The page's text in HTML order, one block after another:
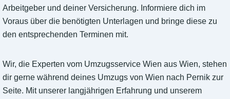
Arbeitgeber und deiner Versicherung. Informiere dich im
Voraus über die benötigten Unterlagen und bringe diese zu
den entsprechenden Terminen mit.
Wir, die Experten vom Umzugsservice Wien aus Wien, stehen
dir gerne während deines Umzugs von Wien nach Pernik zur
Seite. Mit unserer langjährigen Erfahrung und unserem